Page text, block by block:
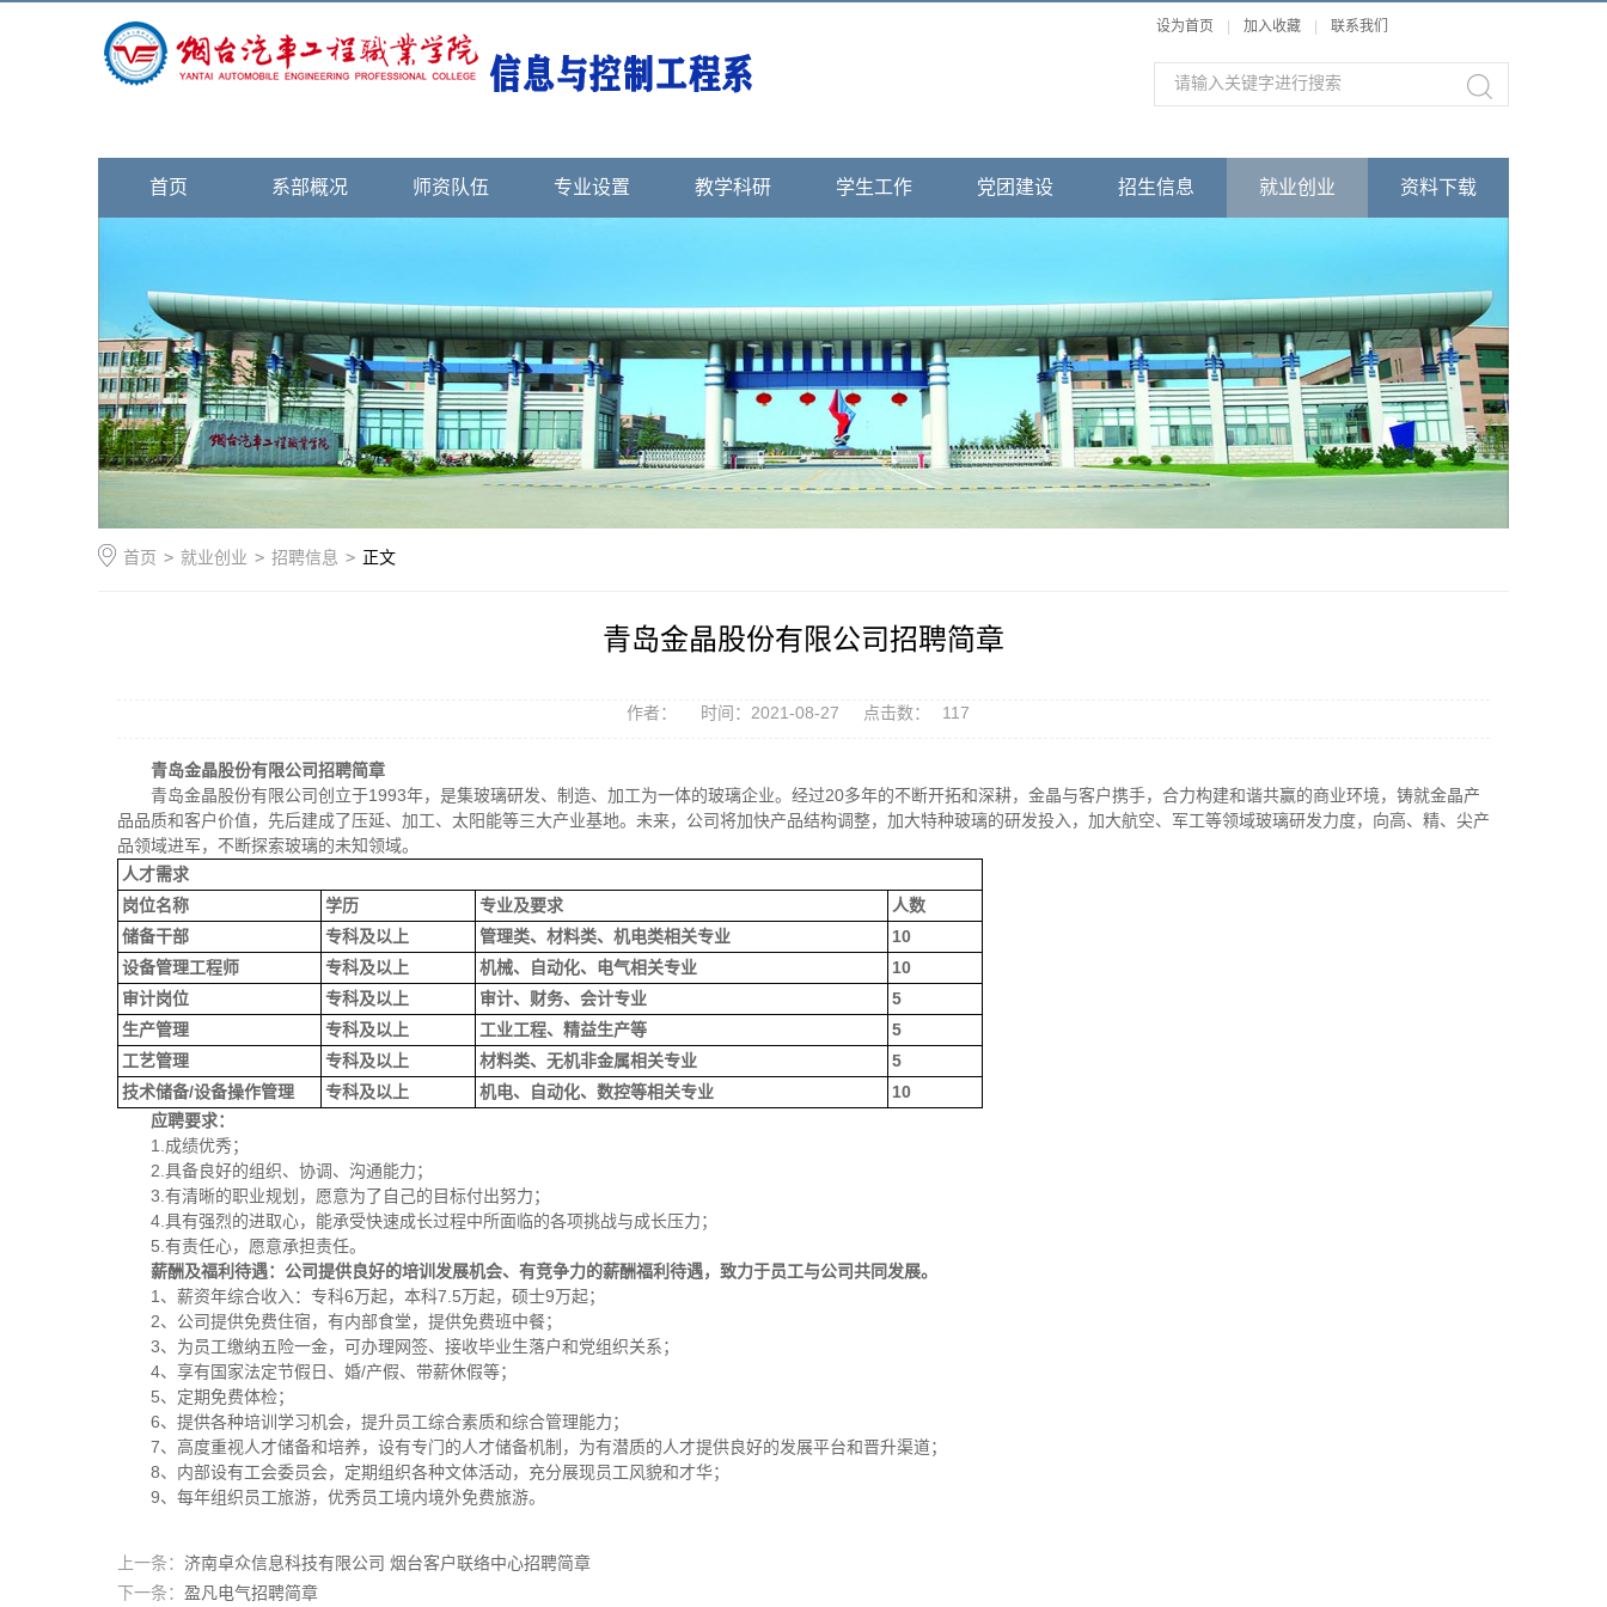
设为首页 加入收藏 联系我们
首页 系部概况 师资队伍 专业设置 教学科研 学生工作 党团建设 招生信息 就业创业 资料下载
首页 > 就业创业 > 招聘信息 > 正文
青岛金晶股份有限公司招聘简章
作者： 时间：2021-08-27 点击数： 117
青岛金晶股份有限公司招聘简章
青岛金晶股份有限公司创立于1993年，是集玻璃研发、制造、加工为一体的玻璃企业。经过20多年的不断开拓和深耕，金晶与客户携手，合力构建和谐共赢的商业环境，铸就金晶产
品品质和客户价值，先后建成了压延、加工、太阳能等三大产业基地。未来，公司将加快产品结构调整，加大特种玻璃的研发投入，加大航空、军工等领域玻璃研发力度，向高、精、尖产
品领域进军，不断探索玻璃的未知领域。
人才需求
岗位名称
学历 专业及要求
人数
储备干部
专科及以上 管理类、材料类、机电类相关专业
10
设备管理工程师
专科及以上 机械、自动化、电气相关专业
10
审计岗位
专科及以上 审计、财务、会计专业
5
生产管理
专科及以上 工业工程、精益生产等
5
工艺管理
专科及以上 材料类、无机非金属相关专业
5
技术储备/设备操作管理
专科及以上 机电、自动化、数控等相关专业
10
应聘要求：
1.成绩优秀；
2.具备良好的组织、协调、沟通能力；
3.有清晰的职业规划，愿意为了自己的目标付出努力；
4.具有强烈的进取心，能承受快速成长过程中所面临的各项挑战与成长压力；
5.有责任心，愿意承担责任。
薪酬及福利待遇：公司提供良好的培训发展机会、有竞争力的薪酬福利待遇，致力于员工与公司共同发展。
1、薪资年综合收入：专科6万起，本科7.5万起，硕士9万起；
2、公司提供免费住宿，有内部食堂，提供免费班中餐；
3、为员工缴纳五险一金，可办理网签、接收毕业生落户和党组织关系；
4、享有国家法定节假日、婚/产假、带薪休假等；
5、定期免费体检；
6、提供各种培训学习机会，提升员工综合素质和综合管理能力；
7、高度重视人才储备和培养，设有专门的人才储备机制，为有潜质的人才提供良好的发展平台和晋升渠道；
8、内部设有工会委员会，定期组织各种文体活动，充分展现员工风貌和才华；
9、每年组织员工旅游，优秀员工境内境外免费旅游。
上一条： 济南卓众信息科技有限公司 烟台客户联络中心招聘简章
下一条： 盈凡电气招聘简章